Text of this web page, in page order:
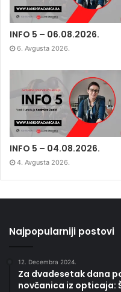
INFO 5 – 06.08.2026.
6. Avgusta 2026.
INFO 5 – 04.08.2026.
4. Avgusta 2026.
Najpopularniji postovi
12. Decembra 2024.
Za dvadesetak dana
novčanica iz opticaja: